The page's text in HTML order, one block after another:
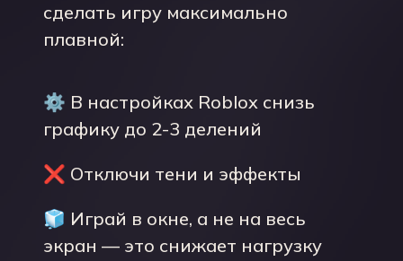
сделать игру максимально
плавной:
⚙️ В настройках Roblox снизь
графику до 2-3 делений
❌ Отключи тени и эффекты
🧊 Играй в окне, а не на весь
экран — это снижает нагрузку